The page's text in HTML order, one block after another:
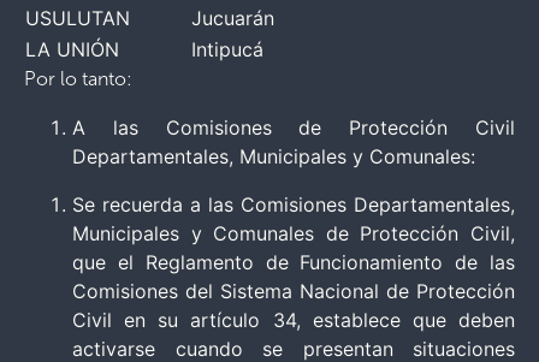
USULUTAN
Jucuarán
LA UNIÓN
Intipucá
Por lo tanto:
A las Comisiones de Protección Civil
Departamentales, Municipales y Comunales:
Se recuerda a las Comisiones Departamentales,
Municipales y Comunales de Protección Civil,
que el Reglamento de Funcionamiento de las
Comisiones del Sistema Nacional de Protección
Civil en su artículo 34, establece que deben
activarse cuando se presentan situaciones